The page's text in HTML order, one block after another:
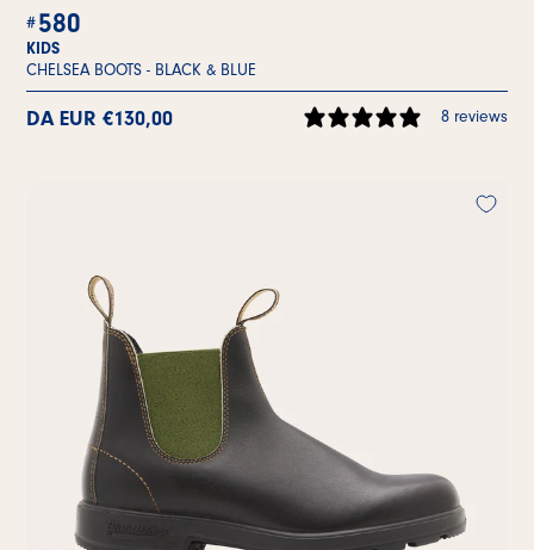
KIDS
CHELSEA BOOTS - BLACK & BLUE
580
DA EUR €130,00 8 reviews